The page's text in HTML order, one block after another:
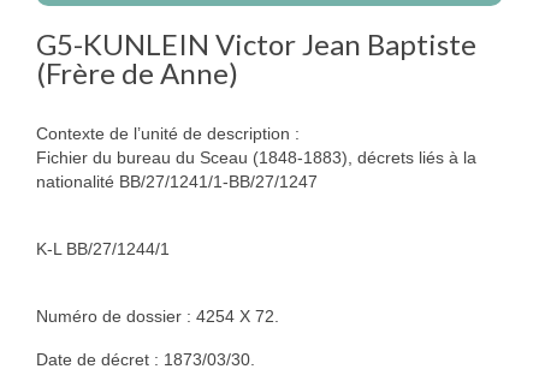
G5-KUNLEIN Victor Jean Baptiste
(Frère de Anne)
Contexte de l’unité de description :
Fichier du bureau du Sceau (1848-1883), décrets liés à la
nationalité BB/27/1241/1-BB/27/1247
K-L BB/27/1244/1
Numéro de dossier : 4254 X 72.
Date de décret : 1873/03/30.